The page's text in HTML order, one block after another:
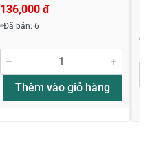
136,000 đ
Đã bán: 6
Thêm vào giỏ hàng